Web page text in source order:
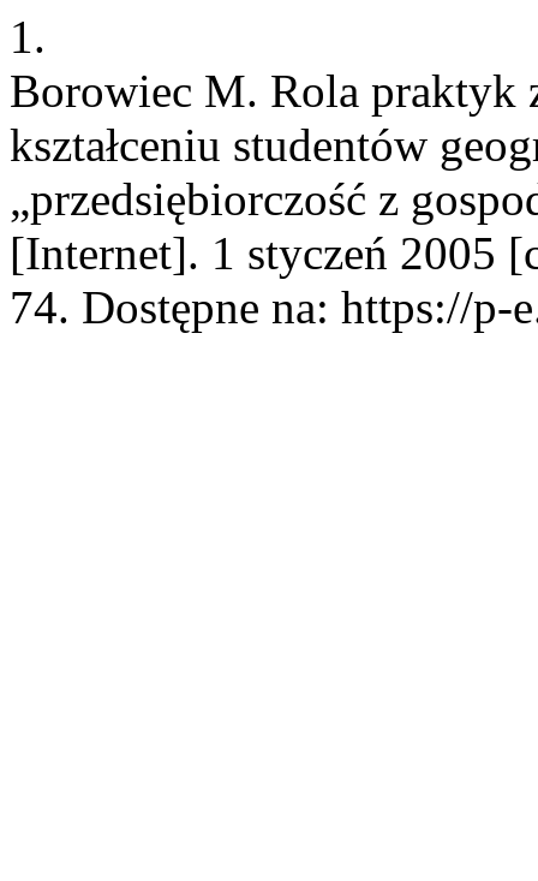
1.
Borowiec M. Rola praktyk
kształceniu studentów
„przedsiębiorczość z
[Internet]. 1 styczeń 2005
74. Dostępne na: https://